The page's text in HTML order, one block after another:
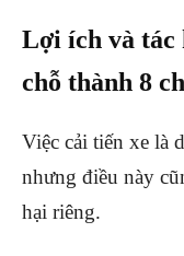
Lợi ích và tác
chỗ thành 8
Việc cải tiến xe là
nhưng điều này
hại riêng.